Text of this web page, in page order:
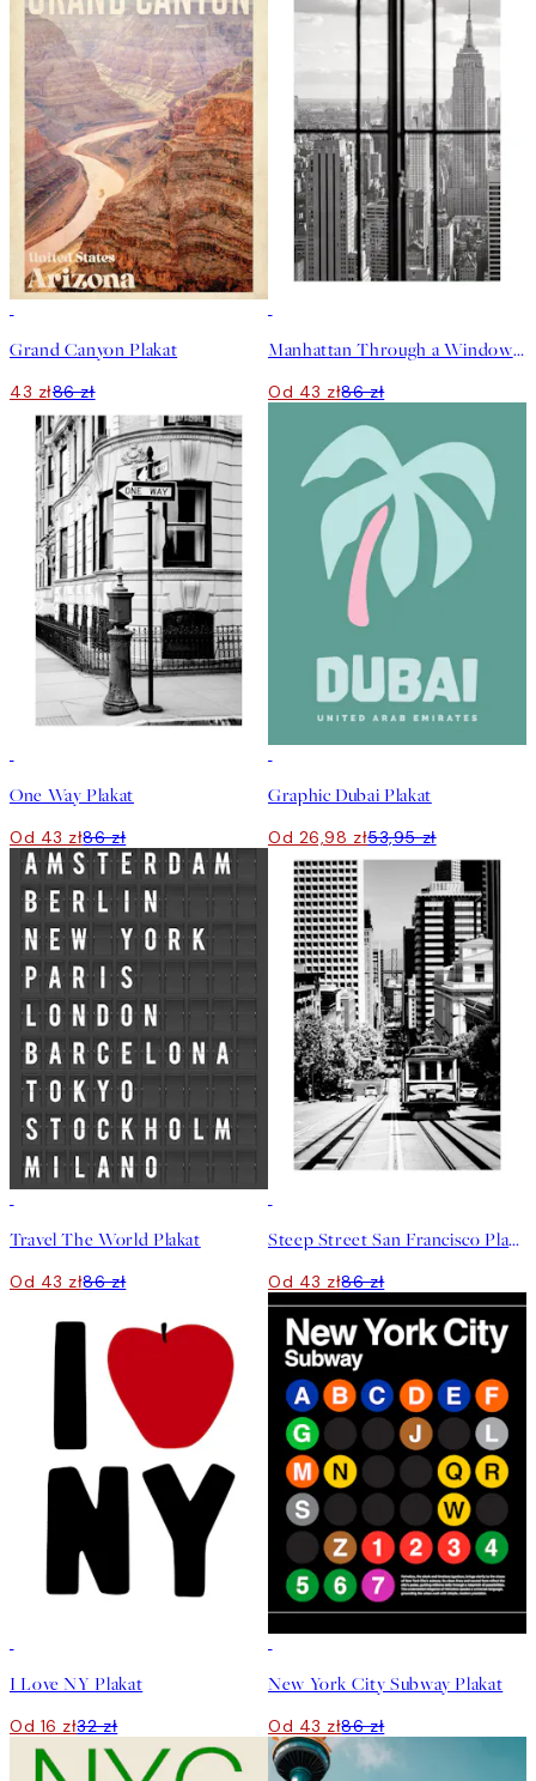
Grand Canyon Plakat
43 zł86 zł
Manhattan Through a Window Plakat
Od 43 zł86 zł
One Way Plakat
Od 43 zł86 zł
Graphic Dubai Plakat
Od 26,98 zł53,95 zł
Travel The World Plakat
Od 43 zł86 zł
Steep Street San Francisco Plakat
Od 43 zł86 zł
I Love NY Plakat
Od 16 zł32 zł
New York City Subway Plakat
Od 43 zł86 zł